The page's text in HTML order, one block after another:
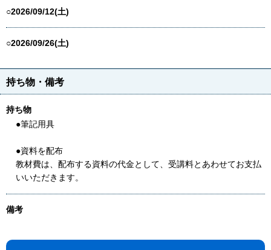
○2026/09/12(土)
○2026/09/26(土)
持ち物・備考
持ち物
●筆記用具
●資料を配布
教材費は、配布する資料の代金として、受講料とあわせてお支払
いいただきます。
備考